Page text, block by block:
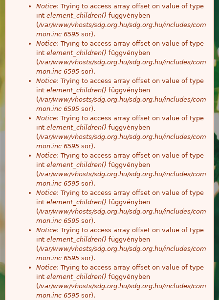
Notice: Trying to access array offset on value of type
int element_children() függvényben
(/var/www/vhosts/sdg.org.hu/sdg.org.hu/includes/com
mon.inc 6595 sor).
Notice: Trying to access array offset on value of type
int element_children() függvényben
(/var/www/vhosts/sdg.org.hu/sdg.org.hu/includes/com
mon.inc 6595 sor).
Notice: Trying to access array offset on value of type
int element_children() függvényben
(/var/www/vhosts/sdg.org.hu/sdg.org.hu/includes/com
mon.inc 6595 sor).
Notice: Trying to access array offset on value of type
int element_children() függvényben
(/var/www/vhosts/sdg.org.hu/sdg.org.hu/includes/com
mon.inc 6595 sor).
Notice: Trying to access array offset on value of type
int element_children() függvényben
(/var/www/vhosts/sdg.org.hu/sdg.org.hu/includes/com
mon.inc 6595 sor).
Notice: Trying to access array offset on value of type
int element_children() függvényben
(/var/www/vhosts/sdg.org.hu/sdg.org.hu/includes/com
mon.inc 6595 sor).
Notice: Trying to access array offset on value of type
int element_children() függvényben
(/var/www/vhosts/sdg.org.hu/sdg.org.hu/includes/com
mon.inc 6595 sor).
Notice: Trying to access array offset on value of type
int element_children() függvényben
(/var/www/vhosts/sdg.org.hu/sdg.org.hu/includes/com
mon.inc 6595 sor).